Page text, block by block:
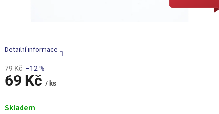
79 Kč –12 %
69 Kč / ks
cena:
Skladem
Detailní informace